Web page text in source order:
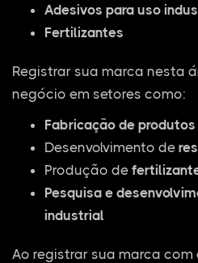
Adesivos para uso
Fertilizantes
Registrar sua marca nesta
negócio em setores como:
Fabricação de
Desenvolvimento de
Produção de
Pesquisa e
industrial
Ao registrar sua marca com